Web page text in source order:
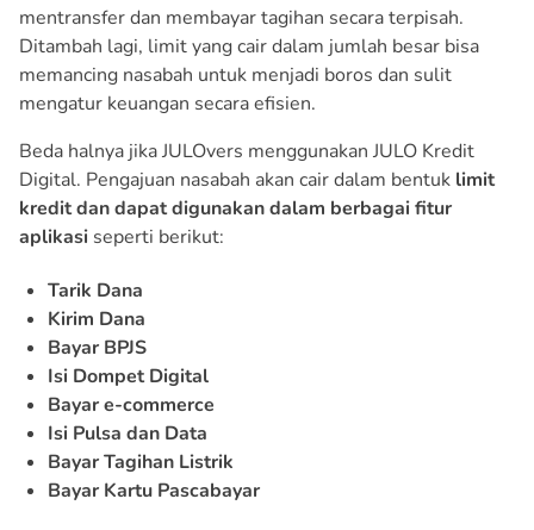
mentransfer dan membayar tagihan secara terpisah.
Ditambah lagi, limit yang cair dalam jumlah besar bisa
memancing nasabah untuk menjadi boros dan sulit
mengatur keuangan secara efisien.
Beda halnya jika JULOvers menggunakan JULO Kredit
Digital. Pengajuan nasabah akan cair dalam bentuk limit
kredit dan dapat digunakan dalam berbagai fitur
aplikasi seperti berikut:
Tarik Dana
Kirim Dana
Bayar BPJS
Isi Dompet Digital
Bayar e-commerce
Isi Pulsa dan Data
Bayar Tagihan Listrik
Bayar Kartu Pascabayar